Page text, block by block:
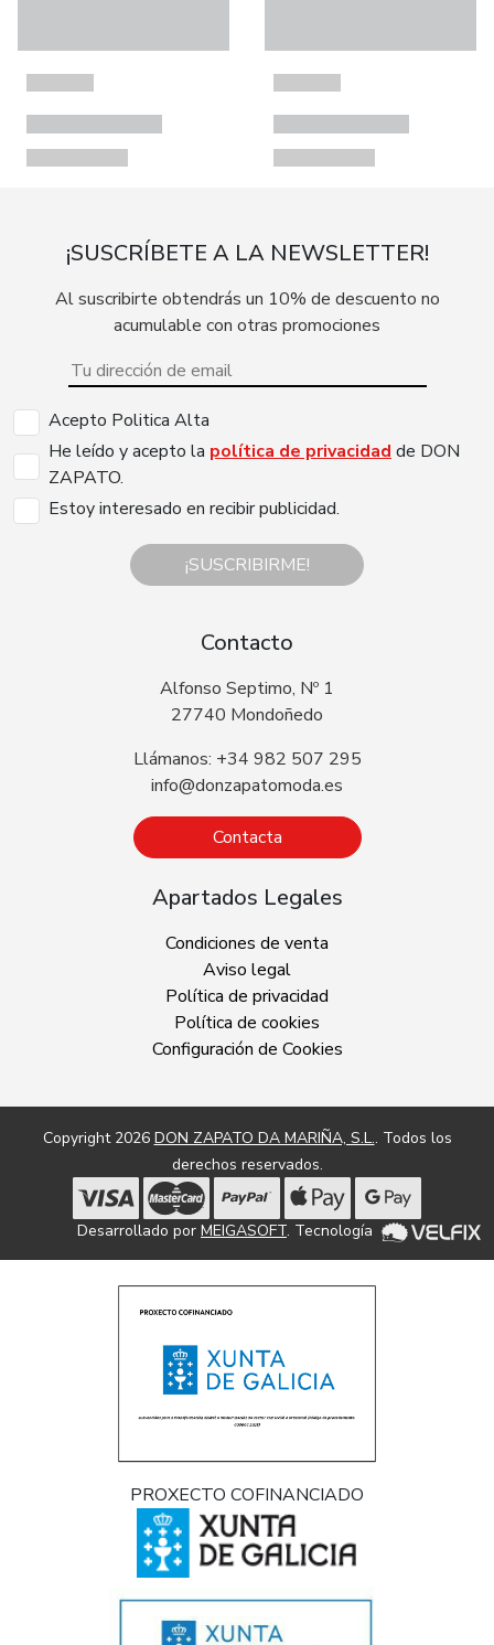
¡SUSCRÍBETE A LA NEWSLETTER!
Al suscribirte obtendrás un 10% de descuento no
acumulable con otras promociones
Acepto Politica Alta
He leído y acepto la política de privacidad de DON
ZAPATO.
Estoy interesado en recibir publicidad.
¡SUSCRIBIRME!
Contacto
Alfonso Septimo, Nº 1
27740 Mondoñedo
Llámanos: +34 982 507 295
info@donzapatomoda.es
Contacta
Apartados Legales
Condiciones de venta
Aviso legal
Política de privacidad
Política de cookies
Configuración de Cookies
Copyright 2026 DON ZAPATO DA MARIÑA, S.L.. Todos los
derechos reservados.
Desarrollado por MEIGASOFT. Tecnología
PROXECTO COFINANCIADO